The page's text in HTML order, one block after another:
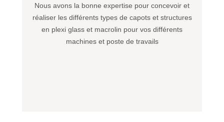
Nous avons la bonne expertise pour concevoir et
réaliser les différents types de capots et structures
en plexi glass et macrolin pour vos différents
machines et poste de travails